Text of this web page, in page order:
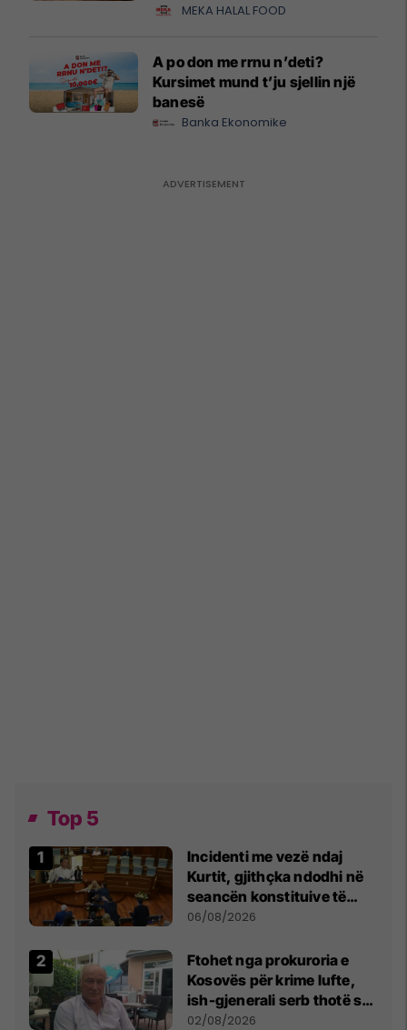
MEKA HALAL FOOD
A po don me rrnu n’deti?
Kursimet mund t’ju sjellin një
banesë
Banka Ekonomike
Top 5
Incidenti me vezë ndaj
Kurtit, gjithçka ndodhi në
seancën konstituive të
Kuvendit
06/08/2026
Ftohet nga prokuroria e
Kosovës për krime lufte,
ish-gjenerali serb thotë se
dikush e tradhtoi në
02/08/2026